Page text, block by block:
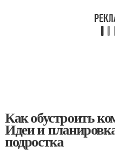
Как обустроить
Идеи и
подростка